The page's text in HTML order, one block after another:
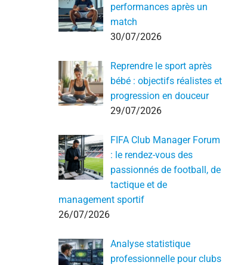
performances après un
match
30/07/2026
Reprendre le sport après
bébé : objectifs réalistes et
progression en douceur
29/07/2026
FIFA Club Manager Forum
: le rendez-vous des
passionnés de football, de
tactique et de
management sportif
26/07/2026
Analyse statistique
professionnelle pour clubs